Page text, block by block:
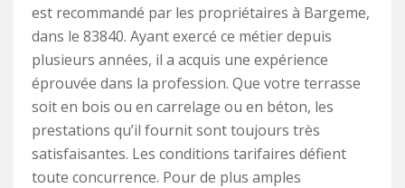
est recommandé par les propriétaires à Bargeme,
dans le 83840. Ayant exercé ce métier depuis
plusieurs années, il a acquis une expérience
éprouvée dans la profession. Que votre terrasse
soit en bois ou en carrelage ou en béton, les
prestations qu’il fournit sont toujours très
satisfaisantes. Les conditions tarifaires défient
toute concurrence. Pour de plus amples